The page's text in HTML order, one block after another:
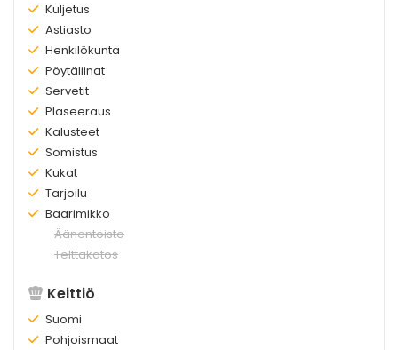
Olemassa:
Kuljetus
Olemassa:
Astiasto
Olemassa:
Henkilökunta
Olemassa:
Pöytäliinat
Olemassa:
Servetit
Olemassa:
Plaseeraus
Olemassa:
Kalusteet
Olemassa:
Somistus
Olemassa:
Kukat
Olemassa:
Tarjoilu
Olemassa:
Baarimikko
Ei
olemassa:
Äänentoisto
Ei
Telttakatos
Keittiö
Olemassa:
Suomi
Olemassa:
Pohjoismaat